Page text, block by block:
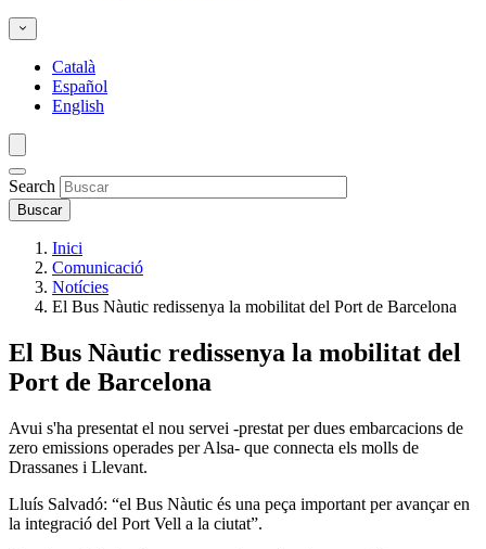
Català
Español
English
Search
Inici
Comunicació
Notícies
El Bus Nàutic redissenya la mobilitat del Port de Barcelona
El Bus Nàutic redissenya la mobilitat del
Port de Barcelona
Avui s'ha presentat el nou servei -prestat per dues embarcacions de
zero emissions operades per Alsa- que connecta els molls de
Drassanes i Llevant.
Lluís Salvadó: “el Bus Nàutic és una peça important per avançar en
la integració del Port Vell a la ciutat”.